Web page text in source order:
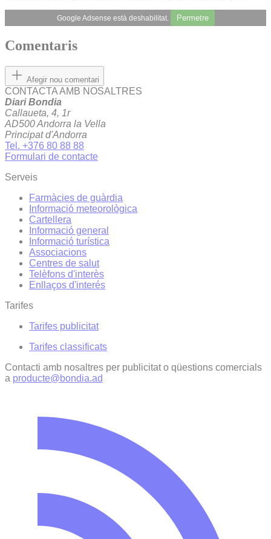
Google Adsense està deshabilitat. Permetre
Comentaris
Afegir nou comentari
CONTACTA AMB NOSALTRES
Diari Bondia
Callaueta, 4, 1r
AD500 Andorra la Vella
Principat d'Andorra
Tel. +376 80 88 88
Formulari de contacte
Serveis
Farmàcies de guàrdia
Informació meteorològica
Cartellera
Informació general
Informació turística
Associacions
Centres de salut
Telèfons d'interès
Enllaços d'interés
Tarifes
Tarifes publicitat
Tarifes classificats
Contacti amb nosaltres per publicitat o qüestions comercials
a producte@bondia.ad